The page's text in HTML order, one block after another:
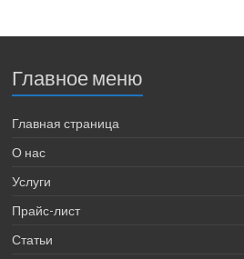
Главное меню
Главная страница
О нас
Услуги
Прайс-лист
Статьи